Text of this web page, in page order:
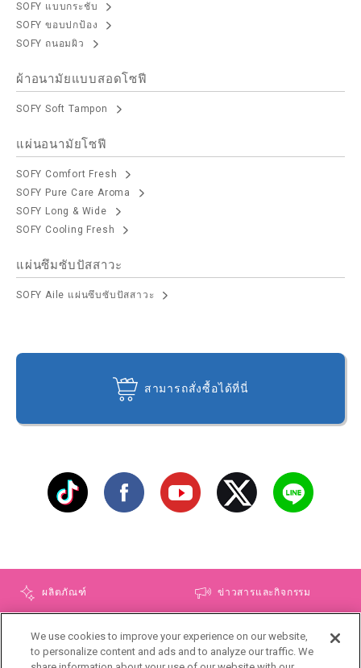
SOFY แบบกระชับ
SOFY ขอบปกป้อง
SOFY ถนอมผิว
ผ้าอนามัยแบบสอดโซฟี
SOFY Soft Tampon
แผ่นอนามัยโซฟี
SOFY Comfort Fresh
SOFY Pure Care Aroma
SOFY Long & Wide
SOFY Cooling Fresh
แผ่นซึมซับปัสสาวะ
SOFY Aile แผ่นซึบซับปัสสาวะ
สามารถสั่งซื้อได้ที่นี่
ผลิตภัณฑ์ ข่าวสารและกิจกรรม
เกี่ยวกับโซฟี แผนผังเว็บไซต์
We use cookies to improve your experience on our website,
to personalize content and ads and to analyze our traffic. We